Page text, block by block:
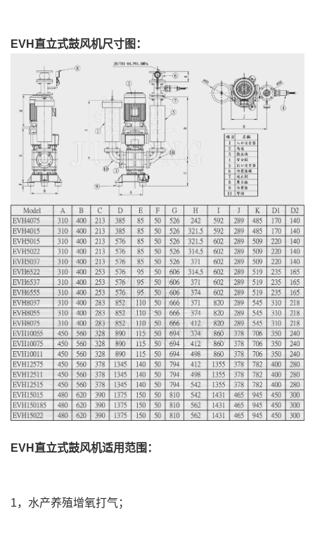
EVH直立式鼓风机尺寸图：
EVH直立式鼓风机适用范围：
1，水产养殖增氧打气；